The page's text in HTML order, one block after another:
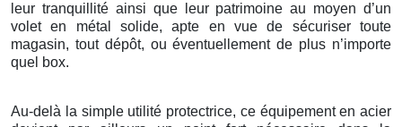
leur tranquillité ainsi que leur patrimoine au moyen d’un
volet en métal solide, apte en vue de sécuriser toute
magasin, tout dépôt, ou éventuellement de plus n’importe
quel box.
Au-delà la simple utilité protectrice, ce équipement en acier